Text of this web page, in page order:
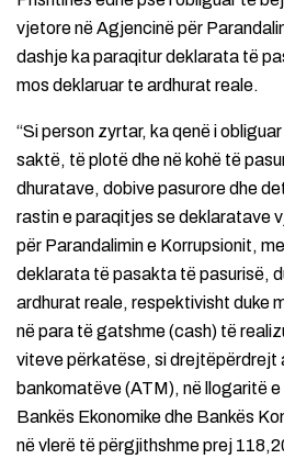
vjetore në Agjencinë për
dashje ka paraqitur deklarata të
mos deklaruar te ardhurat reale.
“Si person zyrtar, ka qenë i
saktë, të plotë dhe në kohë të
dhuratave, dobive pasurore dhe
rastin e paraqitjes se deklaratave
për Parandalimin e Korrupsionit,
deklarata të pasakta të pasurisë,
ardhurat reale, respektivisht duke
në para të gatshme (cash) të
viteve përkatëse, si drejtëpërdrejt
bankomatëve (ATM), në llogaritë
Bankës Ekonomike dhe Bankës
në vlerë të përgjithshme prej